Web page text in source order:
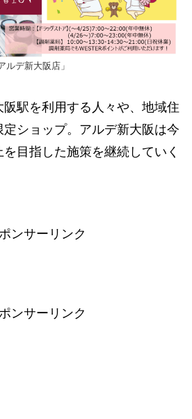
ルデ新大阪店」
駅を利用する人々や、地域住
ショップ。アルデ新大阪は今
目指した施策を継続していく
ンサーリンク
ンサーリンク